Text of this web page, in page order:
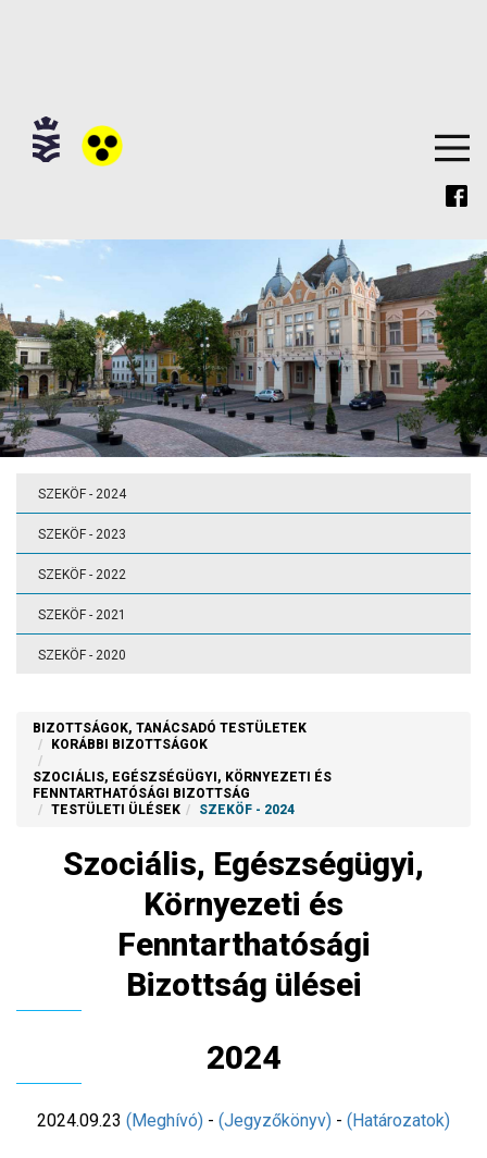
SZEKÖF - 2024
SZEKÖF - 2023
SZEKÖF - 2022
SZEKÖF - 2021
SZEKÖF - 2020
BIZOTTSÁGOK, TANÁCSADÓ TESTÜLETEK
KORÁBBI BIZOTTSÁGOK
SZOCIÁLIS, EGÉSZSÉGÜGYI, KÖRNYEZETI ÉS
FENNTARTHATÓSÁGI BIZOTTSÁG
TESTÜLETI ÜLÉSEK
SZEKÖF - 2024
Szociális, Egészségügyi,
Környezeti és
Fenntarthatósági
Bizottság ülései
2024
2024.09.23 (Meghívó) - (Jegyzőkönyv) - (Határozatok)